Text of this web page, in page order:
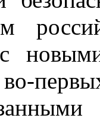
с
во-